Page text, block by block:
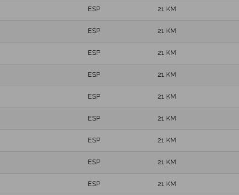
ESP 21 KM
ESP 21 KM
ESP 21 KM
ESP 21 KM
ESP 21 KM
ESP 21 KM
ESP 21 KM
ESP 21 KM
ESP 21 KM